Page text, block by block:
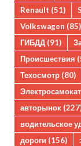
Renault (51)
Volkswagen (85)
ГИБДД (91)
Происшествия
Техосмотр (80)
Электросамокат
авторынок
водительское
дороги (156)